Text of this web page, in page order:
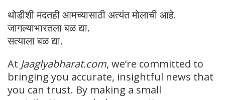
थोडीशी मदतही आमच्यासाठी अत्यंत मोलाची आहे.
जागल्याभारतला बळ द्या.
सत्याला बळ द्या.
At Jaaglyabharat.com, we’re committed to
bringing you accurate, insightful news that
you can trust. By making a small